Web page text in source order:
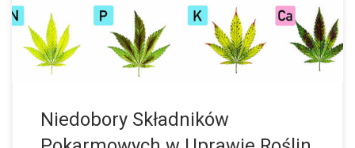
Niedobory Składników